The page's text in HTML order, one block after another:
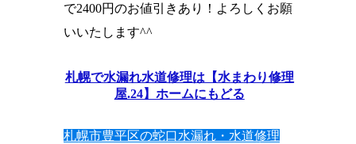
で2400円のお値引きあり！よろしくお願
いいたします^^
札幌で水漏れ水道修理は【水まわり修理
屋.24】ホームにもどる
札幌市豊平区の蛇口水漏れ・水道修理